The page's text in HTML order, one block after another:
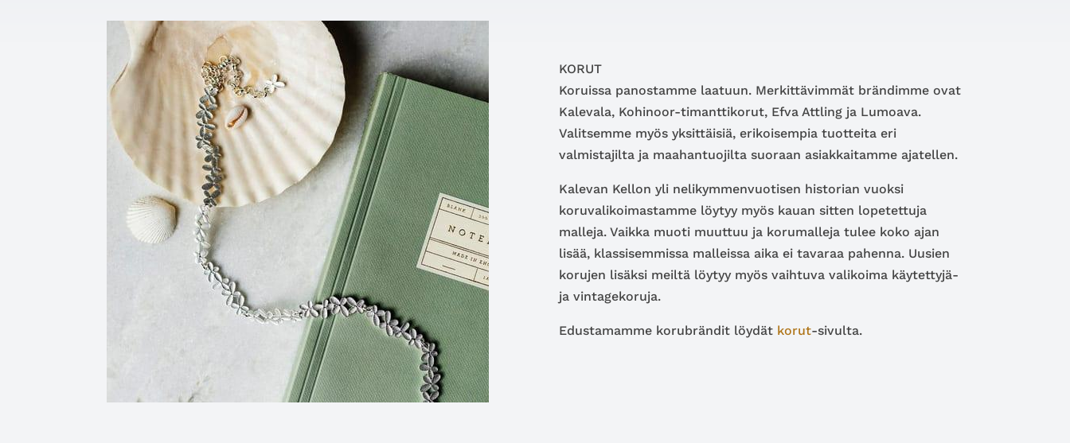
KORUT
Koruissa panostamme laatuun. Merkittävimmät brändimme ovat
Kalevala, Kohinoor-timanttikorut, Efva Attling ja Lumoava.
Valitsemme myös yksittäisiä, erikoisempia tuotteita eri
valmistajilta ja maahantuojilta suoraan asiakkaitamme ajatellen.
Kalevan Kellon yli nelikymmenvuotisen historian vuoksi
koruvalikoimastamme löytyy myös kauan sitten lopetettuja
malleja. Vaikka muoti muuttuu ja korumalleja tulee koko ajan
lisää, klassisemmissa malleissa aika ei tavaraa pahenna. Uusien
korujen lisäksi meiltä löytyy myös vaihtuva valikoima käytettyjä-
ja vintagekoruja.
Edustamamme korubrändit löydät korut-sivulta.